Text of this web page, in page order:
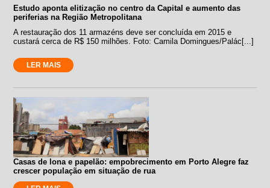
Estudo aponta elitização no centro da Capital e aumento das
periferias na Região Metropolitana
A restauração dos 11 armazéns deve ser concluída em 2015 e
custará cerca de R$ 150 milhões. Foto: Camila Domingues/Palác[...]
LER MAIS
Casas de lona e papelão: empobrecimento em Porto Alegre faz
crescer população em situação de rua